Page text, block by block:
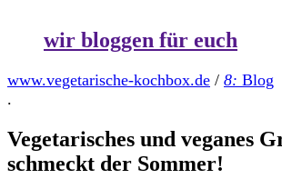
wir bloggen für euch
www.vegetarische-kochbox.de / 8: Blog
.
Vegetarisches und veganes
schmeckt der Sommer!